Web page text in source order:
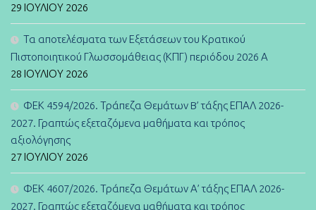
29 ΙΟΥΛΊΟΥ 2026
Τα αποτελέσματα των Εξετάσεων του Κρατικού
Πιστοποιητικού Γλωσσομάθειας (ΚΠΓ) περιόδου 2026 Α
28 ΙΟΥΛΊΟΥ 2026
ΦΕΚ 4594/2026. Τράπεζα Θεμάτων B’ τάξης ΕΠΑΛ 2026-
2027. Γραπτώς εξεταζόμενα μαθήματα και τρόπος
αξιολόγησης
27 ΙΟΥΛΊΟΥ 2026
ΦΕΚ 4607/2026. Τράπεζα Θεμάτων Α’ τάξης ΕΠΑΛ 2026-
2027. Γραπτώς εξεταζόμενα μαθήματα και τρόπος